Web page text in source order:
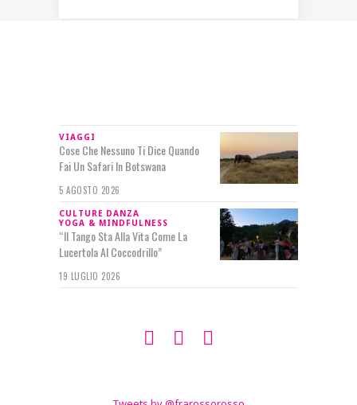
VIAGGI
Cose Che Nessuno Ti Dice Quando
Fai Un Safari In Botswana
5 AGOSTO 2026
CULTURE DANZA
YOGA & MINDFULNESS
“Il Tango Sta Alla Vita Come La
Lucertola Al Coccodrillo”
19 LUGLIO 2026